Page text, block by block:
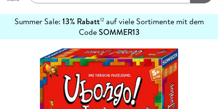
Summer Sale: 13% Rabatt12auf viele Sortimente mit dem
CodeSOMMER13
erfahren